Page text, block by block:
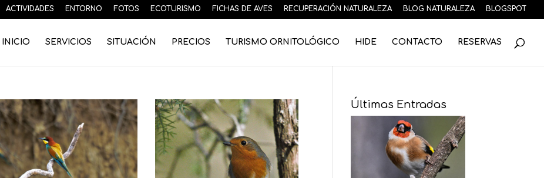
ACTIVIDADES ENTORNO FOTOS ECOTURISMO FICHAS DE AVES RECUPERACIÓN NATURALEZA BLOG NATURALEZA BLOGSPOT
INICIO SERVICIOS SITUACIÓN PRECIOS TURISMO ORNITOLÓGICO HIDE CONTACTO RESERVAS
Últimas Entradas